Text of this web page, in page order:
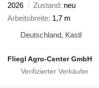
2026
Zustand neu
Arbeitsbreite 1,7 m
Deutschland, Kastl
Fliegl Agro-Center GmbH